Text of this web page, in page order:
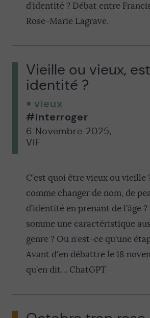
d’identité ? Débat entre
Rose-Marie Lagrave.
Vieille ou vieux,
identité ?
vieux
#interroger
6 Novembre 2025,
VIF
C’est quoi être vieux ou vieille
comme changer de nom, de
d’identité en prenant de l’âge
somme une caractéristique
genre ? Ou n’est-ce qu’une
Avant d'en débattre le 18
qu’en dit… ChatGPT